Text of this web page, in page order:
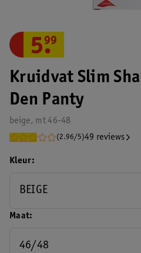
Kruidvat Slim
Den Panty
beige, mt 46-48
(2.96/5)49 reviews
5.
99
Maat
46/48
Kleur
BEIGE